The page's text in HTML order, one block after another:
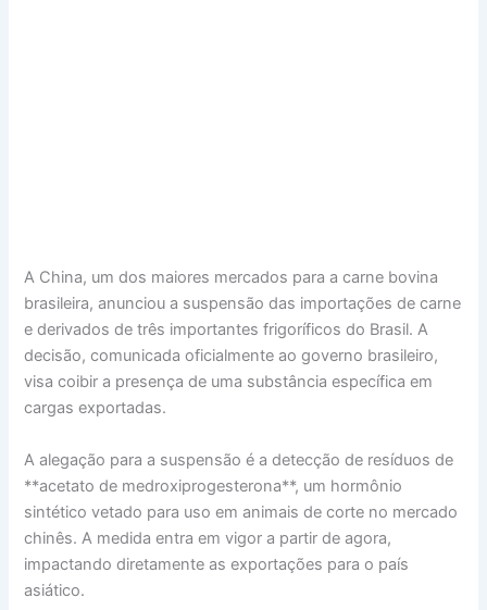
A China, um dos maiores mercados para a carne bovina
brasileira, anunciou a suspensão das importações de carne
e derivados de três importantes frigoríficos do Brasil. A
decisão, comunicada oficialmente ao governo brasileiro,
visa coibir a presença de uma substância específica em
cargas exportadas.
A alegação para a suspensão é a detecção de resíduos de
**acetato de medroxiprogesterona**, um hormônio
sintético vetado para uso em animais de corte no mercado
chinês. A medida entra em vigor a partir de agora,
impactando diretamente as exportações para o país
asiático.